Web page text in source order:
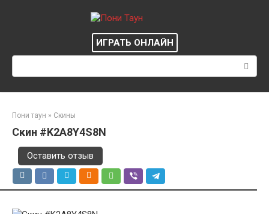
ИГРАТЬ ОНЛАЙН
Пони таун » Скины
Скин #K2A8Y4S8N
Оставить отзыв